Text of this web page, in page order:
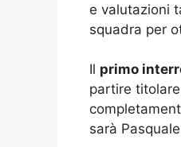
e valutazioni
squadra per
Il primo
partire
sarà